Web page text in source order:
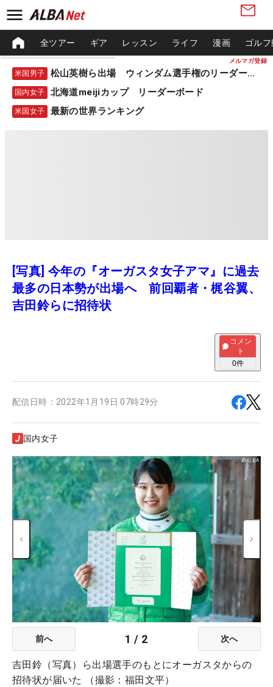
メルマガ登録
全ツアー ギア レッスン ライフ 漫画 ゴル
米国男子 松山英樹ら出場 ウィンダム選手権のリーダーボード
国内女子 北海道meijiカップ リーダーボード
米国女子 最新の世界ランキング
[写真] 今年の『オーガスタ女子アマ』に過去
最多の日本勢が出場へ 前回覇者・梶谷翼、
吉田鈴らに招待状
コメン
ト
0件
配信日時： 2022年1月19日 07時29分
国内女子
前へ 1 / 2 次へ
吉田鈴（写真）ら出場選手のもとにオーガスタからの
招待状が届いた （撮影：福田文平）